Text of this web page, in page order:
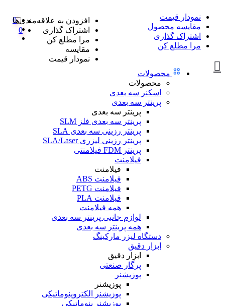
نمودار قیمت
مقایسه محصول
اشتراک گذاری
مرا مطلع کن
0
0
محصولات
محصولات
اسکنر سه بعدی
پرینتر سه بعدی
پرینتر سه بعدی
پرینتر سه بعدی فلز SLM
پرینتر رزینی سه بعدی SLA
پرینتر رزینی لیزری SLA/Laser
پرینتر FDM فیلامنتی
فیلامنت
فیلامنت
فیلامنت ABS
فیلامنت PETG
فیلامنت PLA
همه فیلامنت
لوازم جانبی پرینتر سه بعدی
همه پرینتر سه بعدی
دستگاه لیزر مارکینگ
ابزار دقیق
ابزار دقیق
پرگار صنعتی
پوزیشنر
پوزیشنر
پوزیشنر الکتروپنوماتیکی
پوزیشنر پنوماتیکی
افزودن به علاقه‌مندی‌ها
اشتراک گذاری
مرا مطلع کن
مقایسه
نمودار قیمت